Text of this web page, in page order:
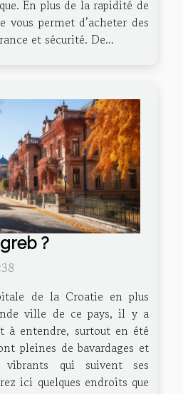
En plus de la rapidité de
permet d’acheter des
et sécurité. De...
?
de la Croatie en plus
ville de ce pays, il y a
à entendre, surtout en été
pleines de bavardages et
vibrants qui suivent ses
ici quelques endroits que